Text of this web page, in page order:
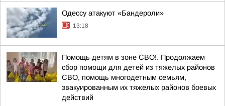
Одессу атакуют «Бандероли»
13:18
Помощь детям в зоне СВО!. Продолжаем
сбор помощи для детей из тяжелых районов
СВО, помощь многодетным семьям,
эвакуированным их тяжелых районов боевых
действий